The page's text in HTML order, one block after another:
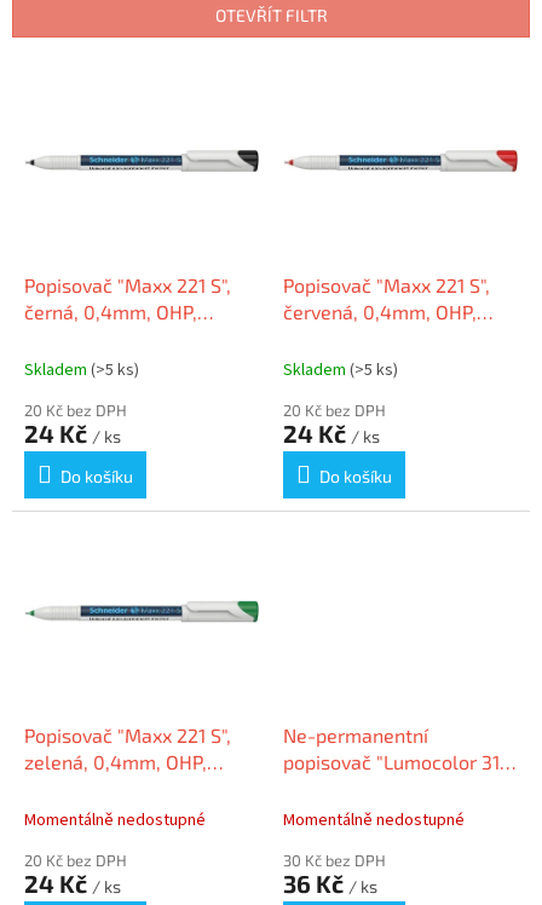
í
OTEVŘÍT FILTR
Popisovač "Maxx 221 S",
černá, 0,4mm, OHP,
Skladem (>5 ks)
20 Kč bez DPH
24 Kč / ks
Do košíku
Popisovač "Maxx 221 S",
červená, 0,4mm, OHP,
Skladem (>5 ks)
20 Kč bez DPH
24 Kč / ks
Do košíku
Popisovač "Maxx 221 S",
zelená, 0,4mm, OHP,
Momentálně nedostupné
20 Kč bez DPH
24 Kč / ks
Ne-permanentní
popisovač "Lumocolor 315
STAEDTLER
Momentálně nedostupné
30 Kč bez DPH
36 Kč / ks